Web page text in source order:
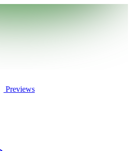
Previews